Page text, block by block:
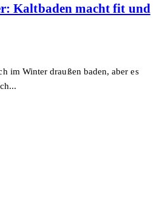
Kaltbaden macht fit und
im Winter draußen baden, aber es